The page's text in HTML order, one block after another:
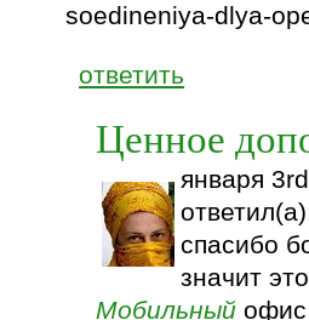
soedineniya-dlya-
ответить
Ценное
января
спасибо
значит
Мобильный